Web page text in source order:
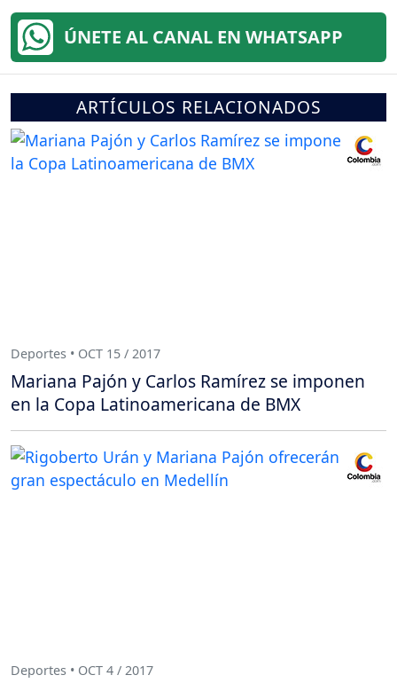
ÚNETE AL CANAL EN WHATSAPP
ARTÍCULOS RELACIONADOS
Deportes • OCT 15 / 2017
Mariana Pajón y Carlos Ramírez se imponen
en la Copa Latinoamericana de BMX
Deportes • OCT 4 / 2017